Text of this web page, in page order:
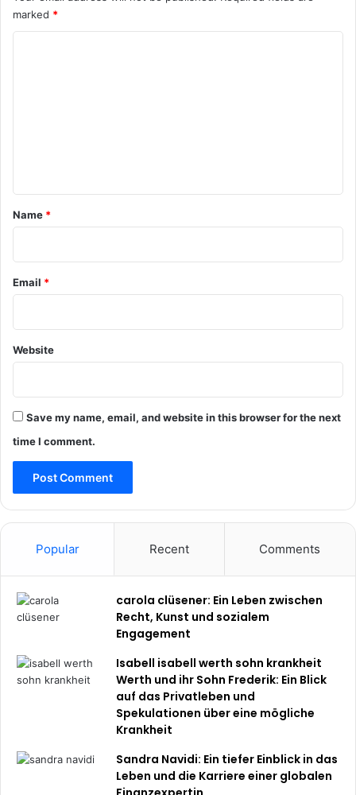
marked *
*
Name *
Email *
Website
Save my name, email, and website in this browser for the next
time I comment.
Popular Recent Comments
carola clüsener: Ein Leben zwischen
Recht, Kunst und sozialem
Engagement
Isabell isabell werth sohn krankheit
Werth und ihr Sohn Frederik: Ein Blick
auf das Privatleben und
Spekulationen über eine mögliche
Krankheit
Sandra Navidi: Ein tiefer Einblick in das
Leben und die Karriere einer globalen